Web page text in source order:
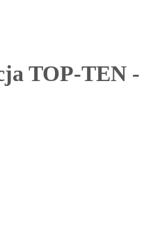
TOP-TEN -